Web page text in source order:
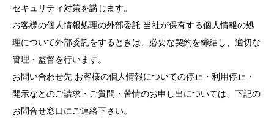
セキュリティ対策を講じます。
お客様の個人情報処理の外部委託 当社が保有する個人情報の処
理について外部委託をするときは、必要な契約を締結し、適切な
管理・監督を行います。
お問い合わせ先 お客様の個人情報についての停止・利用停止・
開示などのご請求・ご質問・苦情のお申し出については、下記の
お問合せ窓口にご連絡下さい。